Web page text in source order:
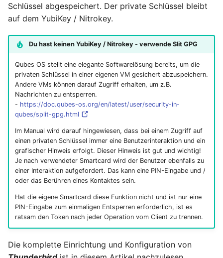
Schlüssel abgespeichert. Der private Schlüssel bleibt
auf dem YubiKey / Nitrokey.
Du hast keinen YubiKey / Nitrokey - verwende Slit GPG
Qubes OS stellt eine elegante Softwarelösung bereits, um die
privaten Schlüssel in einer eigenen VM gesichert abzuspeichern.
Andere VMs können darauf Zugriff erhalten, um z.B.
Nachrichten zu entsperren.
- https://doc.qubes-os.org/en/latest/user/security-in-
qubes/split-gpg.html
Im Manual wird darauf hingewiesen, dass bei einem Zugriff auf
einen privaten Schlüssel immer eine Benutzerinteraktion und ein
grafischer Hinweis erfolgt. Dieser Hinweis ist gut und wichtig!
Je nach verwendeter Smartcard wird der Benutzer ebenfalls zu
einer Interaktion aufgefordert. Das kann eine PIN-Eingabe und /
oder das Berühren eines Kontaktes sein.
Hat die eigene Smartcard diese Funktion nicht und ist nur eine
PIN-Eingabe zum einmaligen Entsperren erforderlich, ist es
ratsam den Token nach jeder Operation vom Client zu trennen.
Die komplette Einrichtung und Konfiguration von